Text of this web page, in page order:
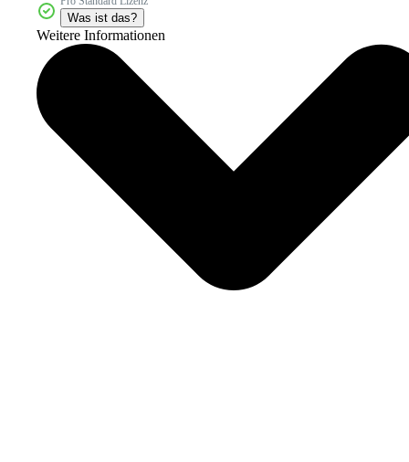
Was ist das?
Weitere Informationen